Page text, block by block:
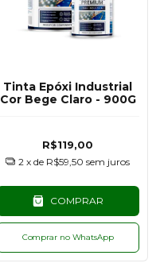
Tinta Epóxi Industrial
Cor Bege Claro - 900G
R$119,00
2 x de R$59,50 sem juros
COMPRAR
Comprar no WhatsApp